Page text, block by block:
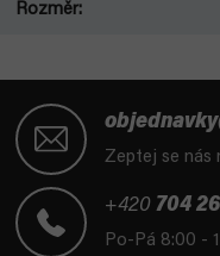
Rozměr:
Zeptej se nás
+420 704
Po-Pá 8:00 -